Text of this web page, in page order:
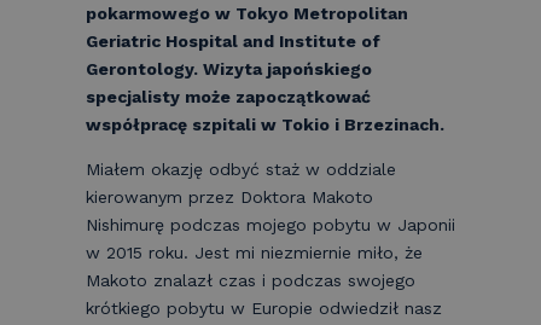
pokarmowego w Tokyo Metropolitan
Geriatric Hospital and Institute of
Gerontology. Wizyta japońskiego
specjalisty może zapoczątkować
współpracę szpitali w Tokio i Brzezinach.
Miałem okazję odbyć staż w oddziale
kierowanym przez Doktora Makoto
Nishimurę podczas mojego pobytu w Japonii
w 2015 roku. Jest mi niezmiernie miło, że
Makoto znalazł czas i podczas swojego
krótkiego pobytu w Europie odwiedził nasz